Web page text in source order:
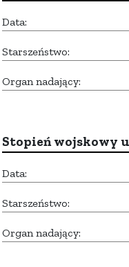
Data:
Starszeństwo:
Organ nadający:
Stopień wojskowy
Data:
Starszeństwo:
Organ nadający: